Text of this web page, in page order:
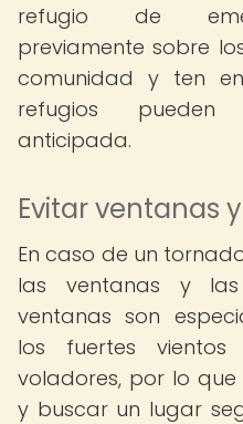
refugio de
previamente sobre
comunidad y ten
refugios pueden
anticipada.
Evitar ventanas
En caso de un
las ventanas y
ventanas son
los fuertes
voladores, por lo
y buscar un lugar